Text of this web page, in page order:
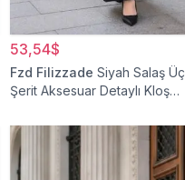
53,54$
Fzd Filizzade Siyah Salaş Üç
Şerit Aksesuar Detaylı Kloş